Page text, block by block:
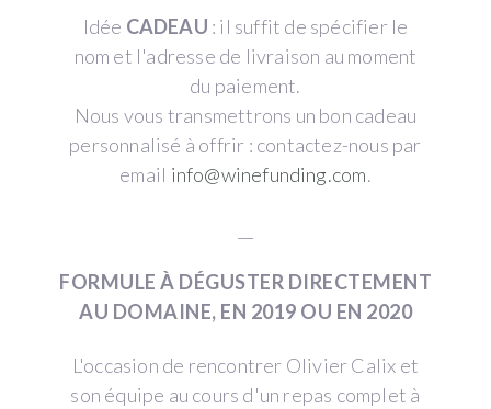
Idée CADEAU : il suffit de spécifier le
nom et l'adresse de livraison au moment
du paiement.
Nous vous transmettrons un bon cadeau
personnalisé à offrir : contactez-nous par
email info@winefunding.com.
FORMULE À DÉGUSTER DIRECTEMENT
AU DOMAINE, EN 2019 OU EN 2020
L'occasion de rencontrer Olivier Calix et
son équipe au cours d'un repas complet à